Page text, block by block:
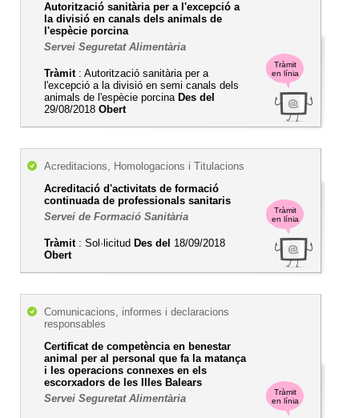
Tràmit
en línia
Autorització sanitària per a l'excepció a
la divisió en canals dels animals de
l'espècie porcina
Servei Seguretat Alimentària
Tràmit: Autorització sanitària per a
l'excepció a la divisió en semi canals dels
animals de l'espècie porcina Des del
29/08/2018 Obert
Tràmit
en línia
Acreditacions, Homologacions i Titulacions
Acreditació d'activitats de formació
continuada de professionals sanitaris
Servei de Formació Sanitària
Tràmit: Sol·licitud Des del 18/09/2018
Obert
Tràmit
en línia
Comunicacions, informes i declaracions
responsables
Certificat de competència en benestar
animal per al personal que fa la matança
i les operacions connexes en els
escorxadors de les Illes Balears
Servei Seguretat Alimentària